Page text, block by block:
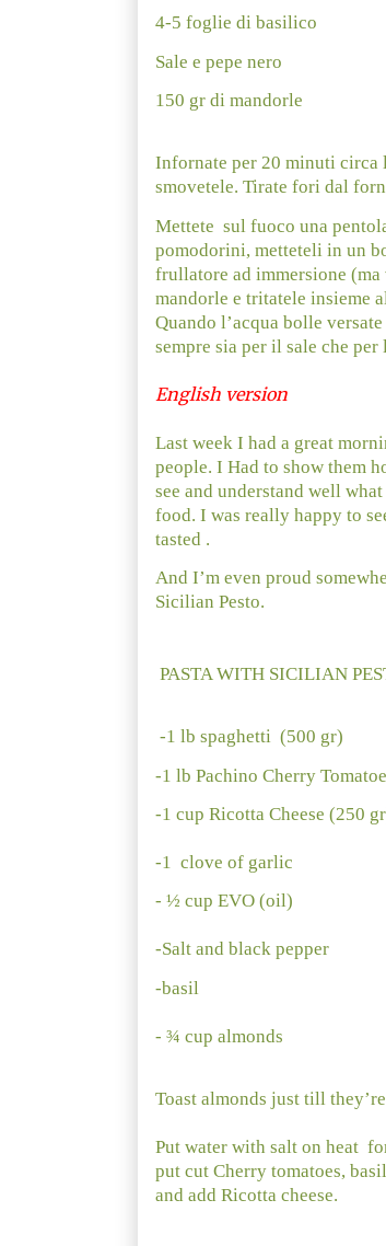
4-5 foglie di basilico
Sale e pepe nero
150 gr di mandorle
Infornate per 20 minuti circa
smovetele. Tirate fori dal
Mettete sul fuoco una
pomodorini, metteteli in un
frullatore ad immersione
mandorle e tritatele insieme
Quando l’acqua bolle
sempre sia per il sale che
English version
Last week I had a great
people. I Had to show them
see and understand well
food. I was really happy to
tasted .
And I’m even proud
Sicilian Pesto.
PASTA WITH SICILIAN
-1 lb spaghetti (500 gr)
-1 lb Pachino Cherry
-1 cup Ricotta Cheese (250
-1 clove of garlic
- ½ cup EVO (oil)
-Salt and black pepper
-basil
- ¾ cup almonds
Toast almonds just till
Put water with salt on heat
put cut Cherry tomatoes,
and add Ricotta cheese.